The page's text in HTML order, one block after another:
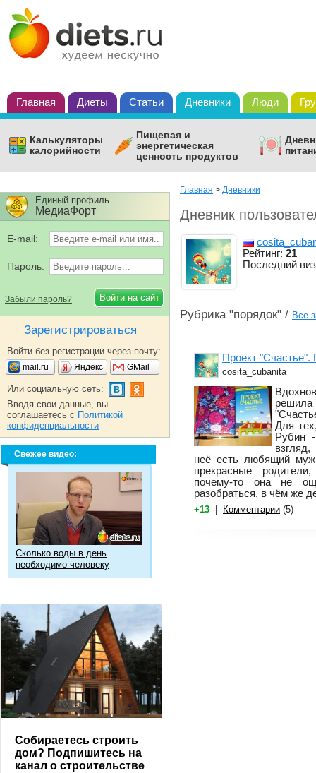
Главная Диеты Статьи Дневники Люди
Калькуляторы
калорийности
Пищевая и
энергетическая
ценность продуктов
Главная > Дневники
Дневник
Рейтинг: 21
Последний
Рубрика "порядок" / Все
Проект "Счастье".
cosita_cubanita
решила
Для
Рубин
неё есть любящий
прекрасные
почему-то она не
разобраться, в чём же
+13 Комментарии (5)
Единый профиль
МедиаФорт
E-mail:
Пароль:
Забыли пароль?
Зарегистрироваться
Войти без регистрации через почту:
mail.ru Яндекс GMail
Или социальную сеть:
Вводя свои данные, вы
соглашаетесь с Политикой
конфиденциальности
Свежее видео:
Сколько воды в день
необходимо человеку
Собираетесь строить
дом? Подпишитесь на
канал о строительстве